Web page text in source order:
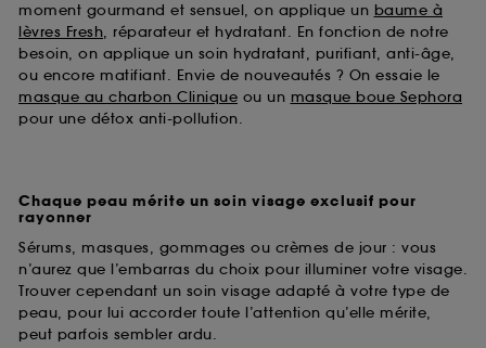
moment gourmand et sensuel, on applique un baume à
lèvres Fresh, réparateur et hydratant. En fonction de notre
besoin, on applique un soin hydratant, purifiant, anti-âge,
ou encore matifiant. Envie de nouveautés ? On essaie le
masque au charbon Clinique ou un masque boue Sephora
pour une détox anti-pollution.
Chaque peau mérite un soin visage exclusif pour
rayonner
Sérums, masques, gommages ou crèmes de jour : vous
n’aurez que l’embarras du choix pour illuminer votre visage.
Trouver cependant un soin visage adapté à votre type de
peau, pour lui accorder toute l’attention qu’elle mérite,
peut parfois sembler ardu.